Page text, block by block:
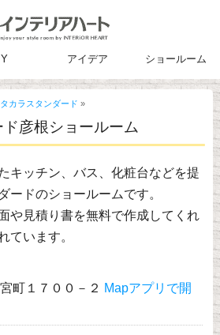
アイデア ショールーム
タカラスタンダード »
彦根ショールーム
キッチン、バス、化粧台などを提
ードのショールームです。
や見積り書を無料で作成してくれ
ています。
町１７００－２ Mapアプリで開